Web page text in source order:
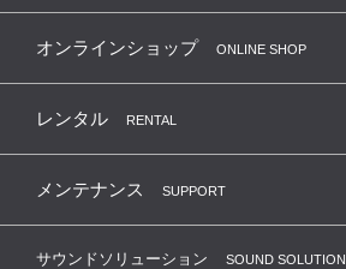
オンラインショップ ONLINE SHOP
レンタル RENTAL
メンテナンス SUPPORT
サウンドソリューション SOUND SOLUTION